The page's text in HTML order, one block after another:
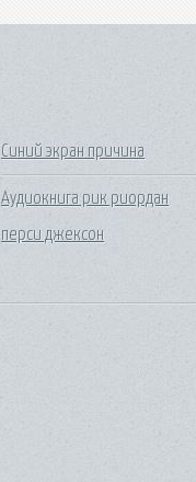
Синий экран причина
Аудиокнига рик риордан
перси джексон